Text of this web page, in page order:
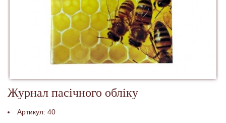
Журнал пасічного обліку
Артикул: 40